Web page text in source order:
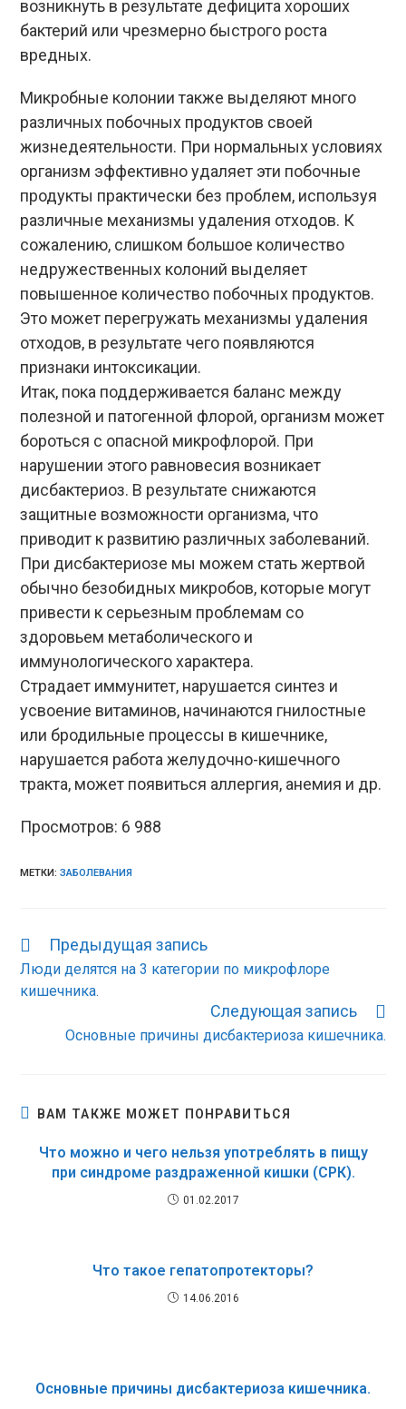
возникнуть в результате дефицита хороших
бактерий или чрезмерно быстрого роста
вредных.
Микробные колонии также выделяют много
различных побочных продуктов своей
жизнедеятельности. При нормальных условиях
организм эффективно удаляет эти побочные
продукты практически без проблем, используя
различные механизмы удаления отходов. К
сожалению, слишком большое количество
недружественных колоний выделяет
повышенное количество побочных продуктов.
Это может перегружать механизмы удаления
отходов, в результате чего появляются
признаки интоксикации.
Итак, пока поддерживается баланс между
полезной и патогенной флорой, организм может
бороться с опасной микрофлорой. При
нарушении этого равновесия возникает
дисбактериоз. В результате снижаются
защитные возможности организма, что
приводит к развитию различных заболеваний.
При дисбактериозе мы можем стать жертвой
обычно безобидных микробов, которые могут
привести к серьезным проблемам со
здоровьем метаболического и
иммунологического характера.
Страдает иммунитет, нарушается синтез и
усвоение витаминов, начинаются гнилостные
или бродильные процессы в кишечнике,
нарушается работа желудочно-кишечного
тракта, может появиться аллергия, анемия и др.
Просмотров: 6 988
МЕТКИ: ЗАБОЛЕВАНИЯ
Еще
статьи
Предыдущая запись
Люди делятся на 3 категории по микрофлоре
кишечника.
Следующая запись
Основные причины дисбактериоза кишечника.
ВАМ ТАКЖЕ МОЖЕТ ПОНРАВИТЬСЯ
Что можно и чего нельзя употреблять в пищу
при синдроме раздраженной кишки (СРК).
01.02.2017
Что такое гепатопротекторы?
14.06.2016
Основные причины дисбактериоза кишечника.